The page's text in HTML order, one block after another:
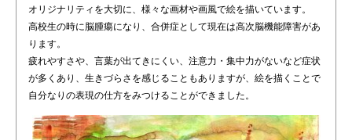
オリジナリティを大切に、様々な画材や画風で絵を描いています。
高校生の時に脳腫瘍になり、合併症として現在は高次脳機能障害があ
ります。
疲れやすさや、言葉が出てきにくい、注意力・集中力がないなど症状
が多くあり、生きづらさを感じることもありますが、絵を描くことで
自分なりの表現の仕方をみつけることができました。